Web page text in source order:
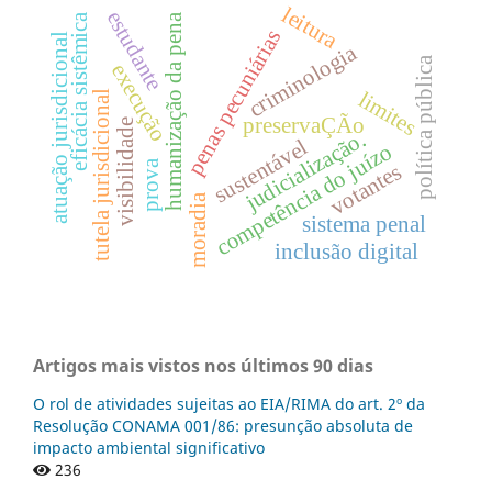
penas pecuniáriaspreservaÇÃo
criminologia
sustentável
leitura
humanização da pena
moradiacompetência do juízo
execução
tutela jurisdicional
eficácia sistêmica
sistema penal
inclusão digital
limites
prova
estudante
política pública
atuação jurisdicional judicialização.
visibilidade votantes
Artigos mais vistos nos últimos 90 dias
O rol de atividades sujeitas ao EIA/RIMA do art. 2º da
Resolução CONAMA 001/86: presunção absoluta de
impacto ambiental significativo
236